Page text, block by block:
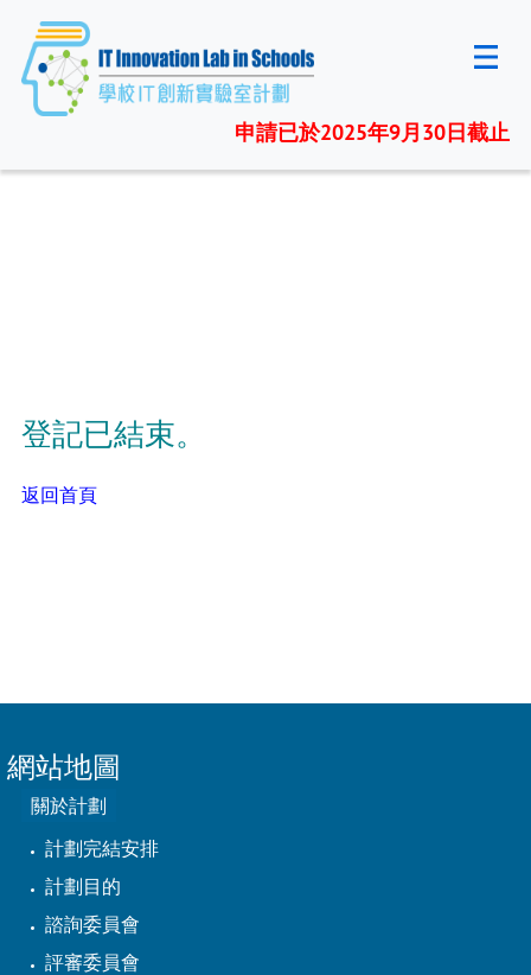
申請已於2025年9月30日截止
登記已結束。
返回首頁
網站地圖
關於計劃
計劃完結安排
計劃目的
諮詢委員會
評審委員會